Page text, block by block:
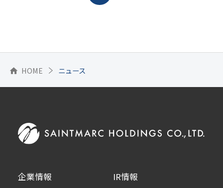
home HOME ニュース
企業情報
IR情報